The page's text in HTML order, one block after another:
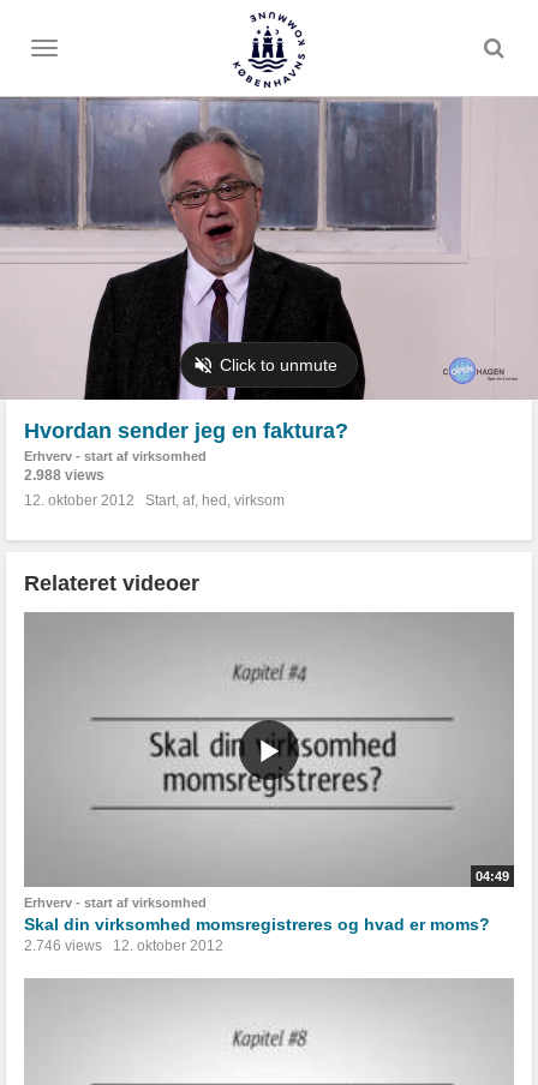
Toggle
Hvordan sender jeg en faktura?
Erhverv - start af virksomhed
2.988 views
12. oktober 2012
Start, af, hed , virksom
Relateret videoer
04:49
Erhverv - start af virksomhed
Skal din virksomhed momsregistreres og hvad er moms?
2.746 views 12. oktober 2012